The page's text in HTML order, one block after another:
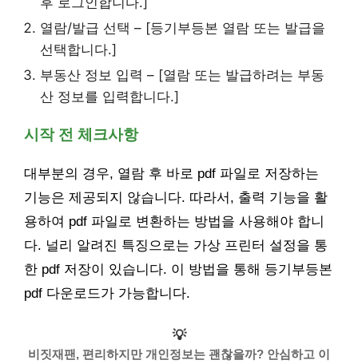
열람/발급 선택 – [등기부등본 열람 또는 발급을
선택합니다.]
부동산 정보 입력 – [열람 또는 발급하려는 부동
산 정보를 입력합니다.]
시작 전 체크사항
대부분의 경우, 열람 후 바로 pdf 파일로 저장하는
기능은 제공되지 않습니다. 따라서, 출력 기능을 활
용하여 pdf 파일로 변환하는 방법을 사용해야 합니
다. 널리 알려진 특징으로는 가상 프린터 설정을 통
한 pdf 저장이 있습니다. 이 방법을 통해 등기부등본
pdf 다운로드가 가능합니다.
💡
비짓재팬, 편리하지만 개인정보는 괜찮을까? 안심하고 이